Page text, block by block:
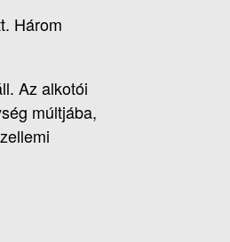
Három
Az alkotói
múltjába,